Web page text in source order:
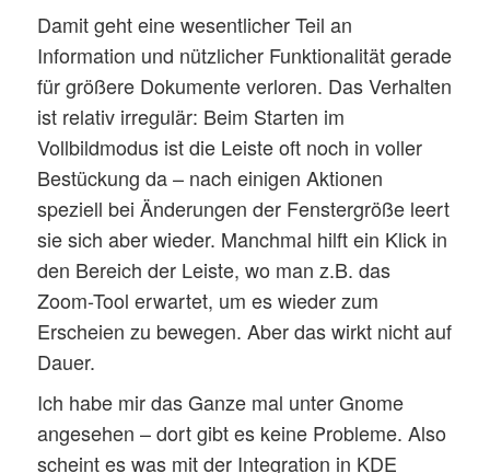
Damit geht eine wesentlicher Teil an
Information und nützlicher Funktionalität gerade
für größere Dokumente verloren. Das Verhalten
ist relativ irregulär: Beim Starten im
Vollbildmodus ist die Leiste oft noch in voller
Bestückung da – nach einigen Aktionen
speziell bei Änderungen der Fenstergröße leert
sie sich aber wieder. Manchmal hilft ein Klick in
den Bereich der Leiste, wo man z.B. das
Zoom-Tool erwartet, um es wieder zum
Erscheien zu bewegen. Aber das wirkt nicht auf
Dauer.
Ich habe mir das Ganze mal unter Gnome
angesehen – dort gibt es keine Probleme. Also
scheint es was mit der Integration in KDE